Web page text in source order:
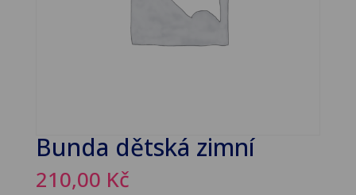
Bunda dětská zimní
210,00 Kč